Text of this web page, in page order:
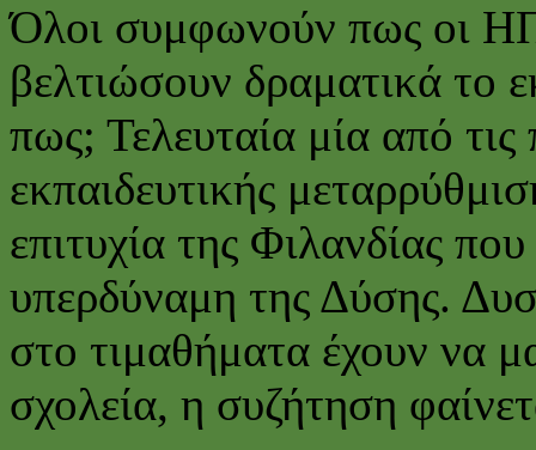
Όλοι συμφωνούν πως οι
βελτιώσουν δραματικά το
πως; Τελευταία μία από τις
εκπαιδευτικής
επιτυχία της Φιλανδίας
υπερδύναμη της Δύσης.
στο τιμαθήματα έχουν να
σχολεία, η συζήτηση